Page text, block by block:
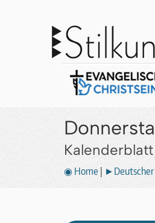
◉ Home ►Deutscher